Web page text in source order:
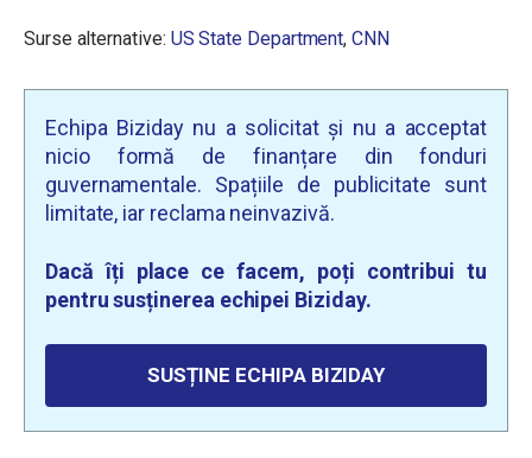
Surse alternative: US State Department,CNN
Echipa Biziday nu a solicitat și nu a acceptat
nicio formă de finanțare din fonduri
guvernamentale. Spațiile de publicitate sunt
limitate, iar reclama neinvazivă.
Dacă îți place ce facem, poți contribui tu
pentru susținerea echipei Biziday.
SUSȚINE ECHIPA BIZIDAY